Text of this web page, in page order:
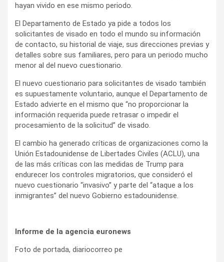
hayan vivido en ese mismo periodo.
El Departamento de Estado ya pide a todos los
solicitantes de visado en todo el mundo su información
de contacto, su historial de viaje, sus direcciones previas y
detalles sobre sus familiares, pero para un periodo mucho
menor al del nuevo cuestionario.
El nuevo cuestionario para solicitantes de visado también
es supuestamente voluntario, aunque el Departamento de
Estado advierte en el mismo que “no proporcionar la
información requerida puede retrasar o impedir el
procesamiento de la solicitud” de visado.
El cambio ha generado críticas de organizaciones como la
Unión Estadounidense de Libertades Civiles (ACLU), una
de las más críticas con las medidas de Trump para
endurecer los controles migratorios, que consideró el
nuevo cuestionario “invasivo” y parte del “ataque a los
inmigrantes” del nuevo Gobierno estadounidense.
Informe de la agencia euronews
Foto de portada, diariocorreo pe